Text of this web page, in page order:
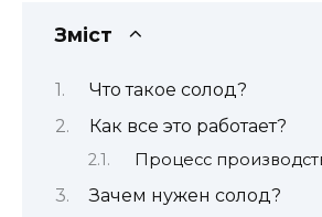
Зміст
Что такое солод?
Как все это работает?
Процесс
Зачем нужен солод?